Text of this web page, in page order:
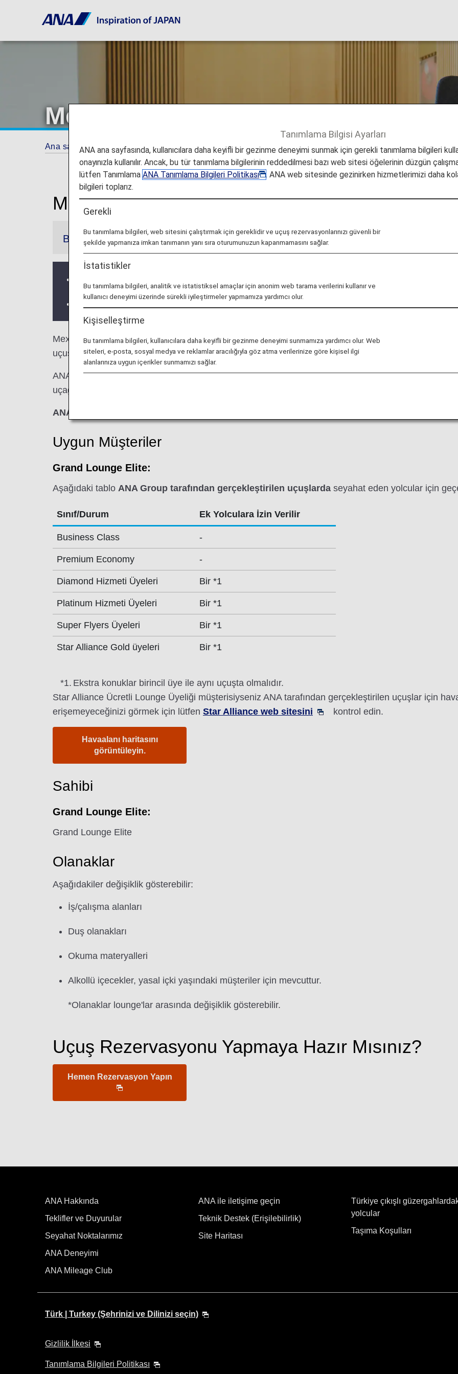
Meksiko Havaalanı Lounge'u
Ana sayfa Seyahat Bilgileri Lounge'lar Meksiko
Meksiko Uluslararası Havaalanı Lounge'u
Bilgiler
Lounge'ın yer aldığı ülke veya eyalete bağlı olarak lounge'a yönelik giriş koşullarıyla ilgili
Mexico City Uluslararası Havaalanı'ndakiGrand Lounge Elitekullanımınız için hazırdır. Bu
uçuşlarındaki lounge erişimine ilişkin kriterleri bulacaksınız.
ANA tarafından gerçekleştirilen bir dış hat uçuşundan Japonya dışındaki bir havaalanında başka
uçağa aktarma yaparken lounge erişim kriterleri farklı olabilir. Lütfen ilgili hava yolundan lounge
ANA Suite Lounge kuponları bu lounge'da kullanılamaz.
Uygun Müşteriler
Grand Lounge Elite:
Aşağıdaki tablo ANA Group tarafından gerçekleştirilen uçuşlarda seyahat eden yolcular için
Sınıf/Durum Ek Yolculara İzin Verilir
Business Class -
Premium Economy -
Diamond Hizmeti Üyeleri Bir *1
Platinum Hizmeti Üyeleri Bir *1
Super Flyers Üyeleri Bir *1
Star Alliance Gold üyeleri Bir *1
*1. Ekstra konuklar birincil üye ile aynı uçuşta olmalıdır.
Star Alliance Ücretli Lounge Üyeliği müşterisiyseniz ANA tarafından gerçekleştirilen uçuşlar için
erişemeyeceğinizi görmek için lütfen Star Alliance web sitesini kontrol edin.
Havaalanı haritasını
görüntüleyin.
Sahibi
Grand Lounge Elite:
Grand Lounge Elite
Olanaklar
Aşağıdakiler değişiklik gösterebilir:
İş/çalışma alanları
Duş olanakları
Okuma materyalleri
Alkollü içecekler, yasal içki yaşındaki müşteriler için mevcuttur.
*Olanaklar lounge'lar arasında değişiklik gösterebilir.
Uçuş Rezervasyonu Yapmaya Hazır Mısınız?
Hemen Rezervasyon Yapın
ANA Hakkında
Teklifler ve Duyurular
Seyahat Noktalarımız
ANA Deneyimi
ANA Mileage Club
ANA ile iletişime geçin
Teknik Destek (Erişilebilirlik)
Site Haritası
Türkiye çıkışlı
yolcular
Taşıma Koşulları
Türk | Turkey (Şehrinizi ve Dilinizi seçin)
Gizlilik İlkesi
Tanımlama Bilgileri Politikası
Tanımlama Bilgisi Ayarları
ANA ana sayfasında, kullanıcılara daha keyifli bir gezinme deneyimi sunmak için gerekli tanımlama bilgileri
onayınızla kullanılır. Ancak, bu tür tanımlama bilgilerinin reddedilmesi bazı web sitesi öğelerinin düzgün
lütfen TanımlamaANA Tanımlama Bilgileri Politikası
. ANA web sitesinde gezinirken hizmetlerimizi daha
bilgileri toplarız.
Gerekli
Bu tanımlama bilgileri, web sitesini çalıştırmak için gereklidir ve uçuş rezervasyonlarınızı güvenli bir
şekilde yapmanıza imkan tanımanın yanı sıra oturumunuzun kapanmamasını sağlar.
İstatistikler
Bu tanımlama bilgileri, analitik ve istatistiksel amaçlar için anonim web tarama verilerini kullanır ve
kullanıcı deneyimi üzerinde sürekli iyileştirmeler yapmamıza yardımcı olur.
Kişiselleştirme
Bu tanımlama bilgileri, kullanıcılara daha keyifli bir gezinme deneyimi sunmamıza yardımcı olur. Web
siteleri, e-posta, sosyal medya ve reklamlar aracılığıyla göz atma verilerinize göre kişisel ilgi
alanlarınıza uygun içerikler sunmamızı sağlar.